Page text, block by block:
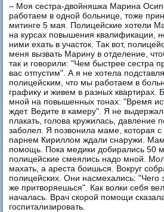
– ​Моя сестра-двойняшка Марина
работаем в одной больнице, тоже
митинге 5 мая. Полицейские хотели
на курсах повышения квалификации,
ними ехать в участок. Так вот,
меня вызвать Марину в отделение,
так и говорили: "Чем быстрее сестра
вас отпустим". А я не хотела
полицейским, что мы работаем в
графику и живем в разных квартирах.
мной на повышенных тонах: "Время
ждет. Ведите в камеру". Я не
плакать, голова кружилась, давление
заболел. Я позвонила маме, которая
парнем Кириллом ждали снаружи.
помощь. Пока медики добирались 50
полицейские смеялись надо мной.
махать, а ареста боишься. Вокруг
полицейских. Они насмехались: "Чего
же притворяешься". Как волки себя
началась. Врач скорой помощи
госпитализировать.